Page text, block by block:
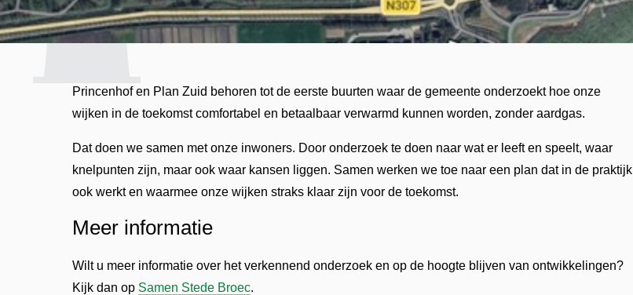
Princenhof en Plan Zuid behoren tot de eerste buurten waar de gemeente onderzoekt hoe onze
wijken in de toekomst comfortabel en betaalbaar verwarmd kunnen worden, zonder aardgas.
Dat doen we samen met onze inwoners. Door onderzoek te doen naar wat er leeft en speelt, waar
knelpunten zijn, maar ook waar kansen liggen. Samen werken we toe naar een plan dat in de praktijk
ook werkt en waarmee onze wijken straks klaar zijn voor de toekomst.
Meer informatie
Wilt u meer informatie over het verkennend onderzoek en op de hoogte blijven van ontwikkelingen?
Kijk dan op Samen Stede Broec.